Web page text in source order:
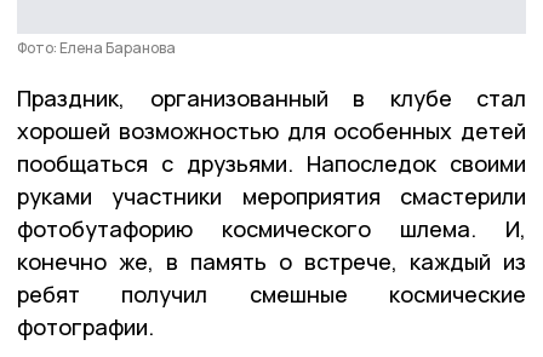
Фото: Елена Баранова
Праздник, организованный в клубе стал
хорошей возможностью для особенных детей
пообщаться с друзьями. Напоследок своими
руками участники мероприятия смастерили
фотобутафорию космического шлема. И,
конечно же, в память о встрече, каждый из
ребят получил смешные космические
фотографии.